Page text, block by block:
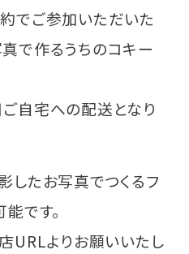
でご参加いただいた
で作るうちのコキー
自宅への配送となり
したお写真でつくるフ
です。
URLよりお願いいたし